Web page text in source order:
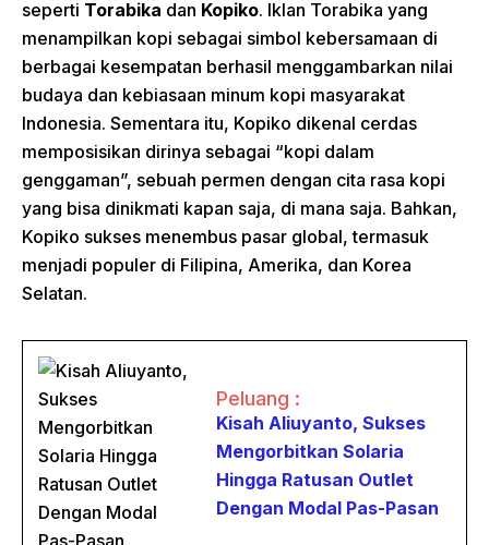
seperti Torabika dan Kopiko. Iklan Torabika yang
menampilkan kopi sebagai simbol kebersamaan di
berbagai kesempatan berhasil menggambarkan nilai
budaya dan kebiasaan minum kopi masyarakat
Indonesia. Sementara itu, Kopiko dikenal cerdas
memposisikan dirinya sebagai “kopi dalam
genggaman”, sebuah permen dengan cita rasa kopi
yang bisa dinikmati kapan saja, di mana saja. Bahkan,
Kopiko sukses menembus pasar global, termasuk
menjadi populer di Filipina, Amerika, dan Korea
Selatan.
Peluang :
Kisah Aliuyanto, Sukses
Mengorbitkan Solaria
Hingga Ratusan Outlet
Dengan Modal Pas-Pasan